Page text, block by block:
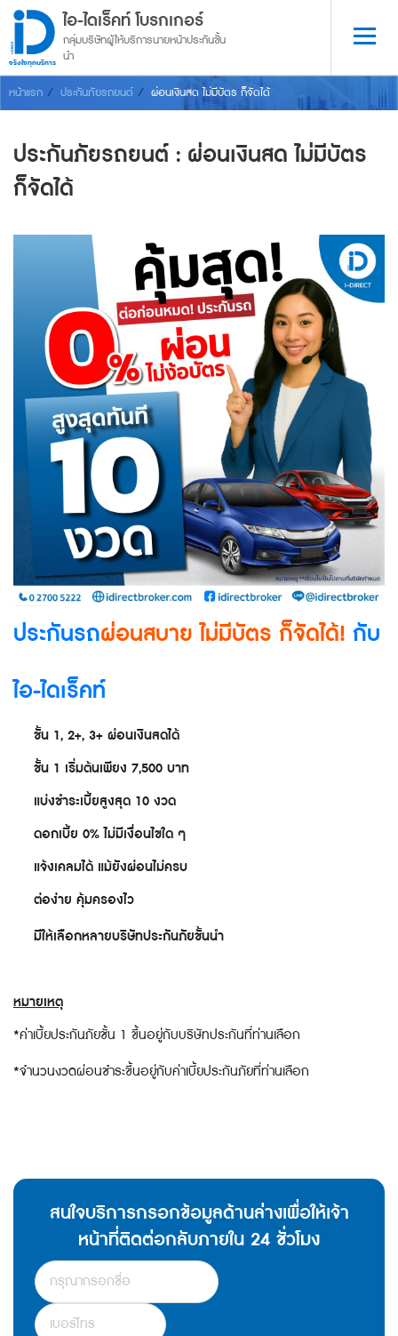
จริงใจทุกบริการ
ไอ-ไดเร็คท์ โบรกเกอร์
กลุ่มบริษัทผู้ให้บริการนายหน้าประกันชั้น
นำ
หน้าแรก ประกันภัยรถยนต์ ผ่อนเงินสด ไม่มีบัตร ก็จัดได้
ประกันภัยรถยนต์ : ผ่อนเงินสด ไม่มีบัตร
ก็จัดได้
ประกันรถผ่อนสบาย ไม่มีบัตร ก็จัดได้! กับ
ไอ-ไดเร็คท์
ชั้น 1, 2+, 3+ ผ่อนเงินสดได้
ชั้น 1 เริ่มต้นเพียง 7,500 บาท
แบ่งชำระเบี้ยสูงสุด 10 งวด
ดอกเบี้ย 0% ไม่มีเงื่อนไขใด ๆ
แจ้งเคลมได้ แม้ยังผ่อนไม่ครบ
ต่อง่าย คุ้มครองไว
มีให้เลือกหลายบริษัทประกันภัยชั้นนำ
หมายเหตุ
*ค่าเบี้ยประกันภัยชั้น 1 ขึ้นอยู่กับบริษัทประกันที่ท่านเลือก
*จำนวนงวดผ่อนชำระขึ้นอยู่กับค่าเบี้ยประกันภัยที่ท่านเลือก
สนใจบริการกรอกข้อมูลด้านล่างเพื่อให้เจ้า
หน้าที่ติดต่อกลับภายใน 24 ชั่วโมง